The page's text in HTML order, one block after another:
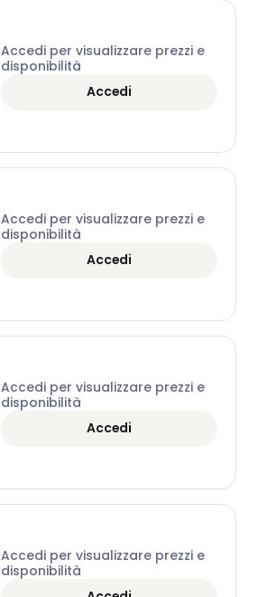
Accedi per visualizzare prezzi e
disponibilità
Accedi
Accedi per visualizzare prezzi e
disponibilità
Accedi
Accedi per visualizzare prezzi e
disponibilità
Accedi
Accedi per visualizzare prezzi e
disponibilità